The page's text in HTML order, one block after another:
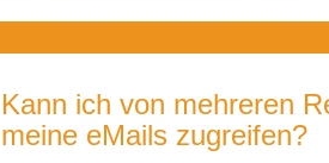
Kann ich von mehreren
meine eMails zugreifen?